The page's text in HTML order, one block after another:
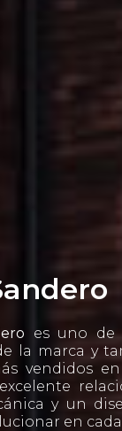
es uno de
la marca y
vendidos
y un
en